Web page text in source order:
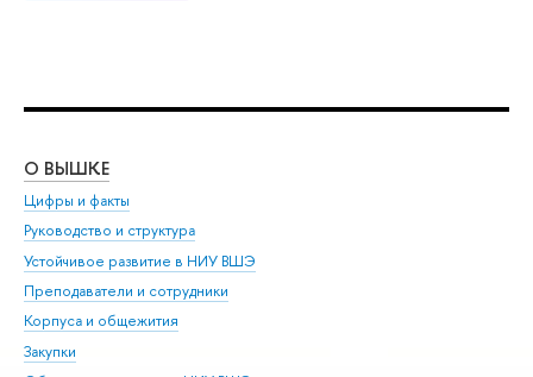
О ВЫШКЕ
Цифры и факты
Руководство и структура
Устойчивое развитие в НИУ ВШЭ
Преподаватели и сотрудники
Корпуса и общежития
Закупки